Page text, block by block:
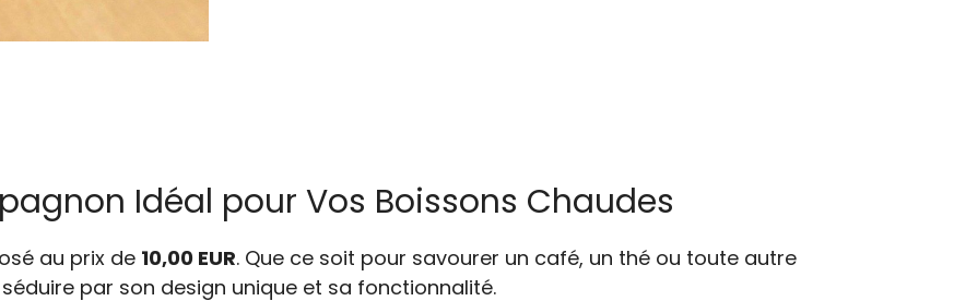
Idéal pour Vos Boissons Chaudes
au prix de 10,00 EUR. Que ce soit pour savourer un café, un thé ou toute autre
par son design unique et sa fonctionnalité.